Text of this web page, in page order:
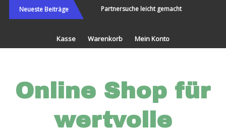
Direkt
zum
Neueste Beiträge
Welt bereisen und Neues Partnersuche leicht gemacht
Kasse Warenkorb Mein Konto
Online Shop für
wertvolle